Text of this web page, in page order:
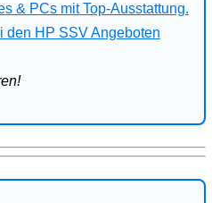
& PCs mit Top-Ausstattung.
den HP SSV Angeboten